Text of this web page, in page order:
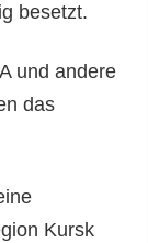
besetzt.
und andere
das
Kursk